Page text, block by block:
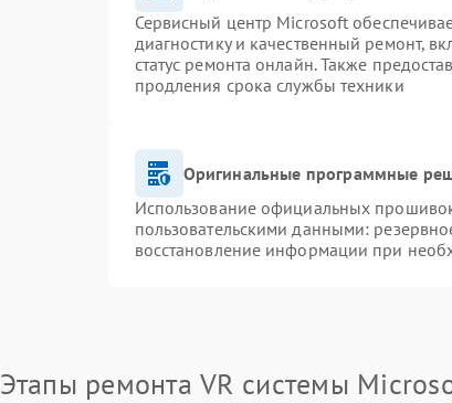
Сервисный центр Microsoft
диагностику и качественный ремонт,
статус ремонта онлайн. Также
продления срока службы техники
Оригинальные программные
Использование официальных
пользовательскими данными:
восстановление информации при
Этапы ремонта VR системы